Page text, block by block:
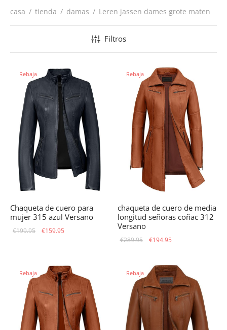
casa / tienda / damas / Leren jassen dames grote maten
Filtros
Rebaja
Chaqueta de cuero para
mujer 315 azul Versano
€199.95
El precio
€199.95.
€159.95
€159.95.
Rebaja
chaqueta de cuero de media
longitud señoras coñac 312
Versano
€289.95
El precio
era:
€289.95.
€194.95
es:
€194.95.
Rebaja Rebaja